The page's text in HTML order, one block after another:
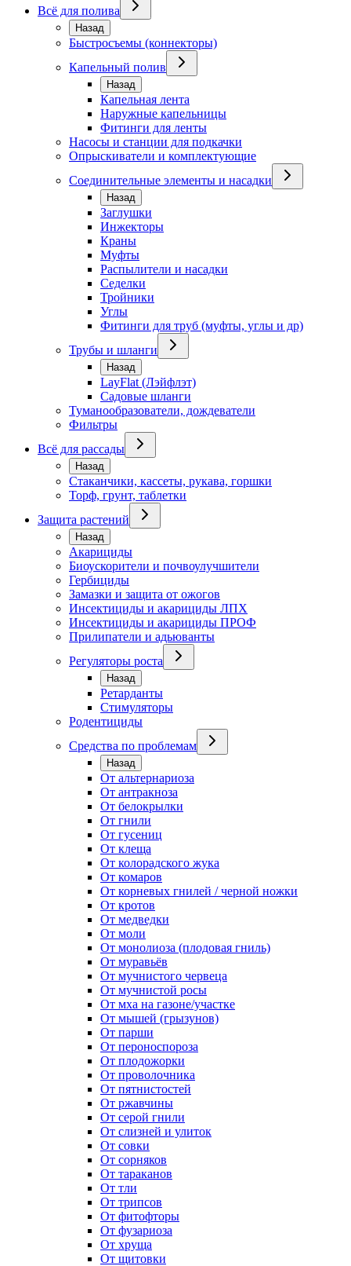
Всё для полива
Назад
Быстросъемы (коннекторы)
Капельный полив
Назад
Капельная лента
Наружные капельницы
Фитинги для ленты
Насосы и станции для подкачки
Опрыскиватели и комплектующие
Соединительные элементы и насадки
Назад
Заглушки
Инжекторы
Краны
Муфты
Распылители и насадки
Седелки
Тройники
Углы
Фитинги для труб (муфты, углы и др)
Трубы и шланги
Назад
LayFlat (Лэйфлэт)
Садовые шланги
Туманообразователи, дождеватели
Фильтры
Всё для рассады
Назад
Стаканчики, кассеты, рукава, горшки
Торф, грунт, таблетки
Защита растений
Назад
Акарициды
Биоускорители и почвоулучшители
Гербициды
Замазки и защита от ожогов
Инсектициды и акарициды ЛПХ
Инсектициды и акарициды ПРОФ
Прилипатели и адьюванты
Регуляторы роста
Назад
Ретарданты
Стимуляторы
Родентициды
Средства по проблемам
Назад
От альтернариоза
От антракноза
От белокрылки
От гнили
От гусениц
От клеща
От колорадского жука
От комаров
От корневых гнилей / черной ножки
От кротов
От медведки
От моли
От монолиоза (плодовая гниль)
От муравьёв
От мучнистого червеца
От мучнистой росы
От мха на газоне/участке
От мышей (грызунов)
От парши
От пероноспороза
От плодожорки
От проволочника
От пятнистостей
От ржавчины
От серой гнили
От слизней и улиток
От совки
От сорняков
От тараканов
От тли
От трипсов
От фитофторы
От фузариоза
От хруща
От щитовки